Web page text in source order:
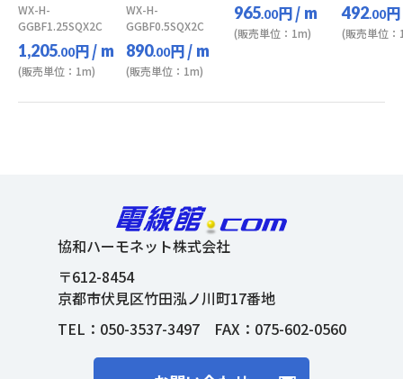
WX-H-
GGBF1.25SQX2C
1,205.00円/ m
(販売単位：1m)
WX-H-
GGBF0.5SQX2C
890.00円/ m
(販売単位：1m)
965.00円/ m
(販売単位：1m)
492.00円
(販売単位：
協和ハーモネット株式会社
〒612-8454
京都市伏見区竹田泓ノ川町17番地
TEL： 050-3537-3497FAX：075-602-0560